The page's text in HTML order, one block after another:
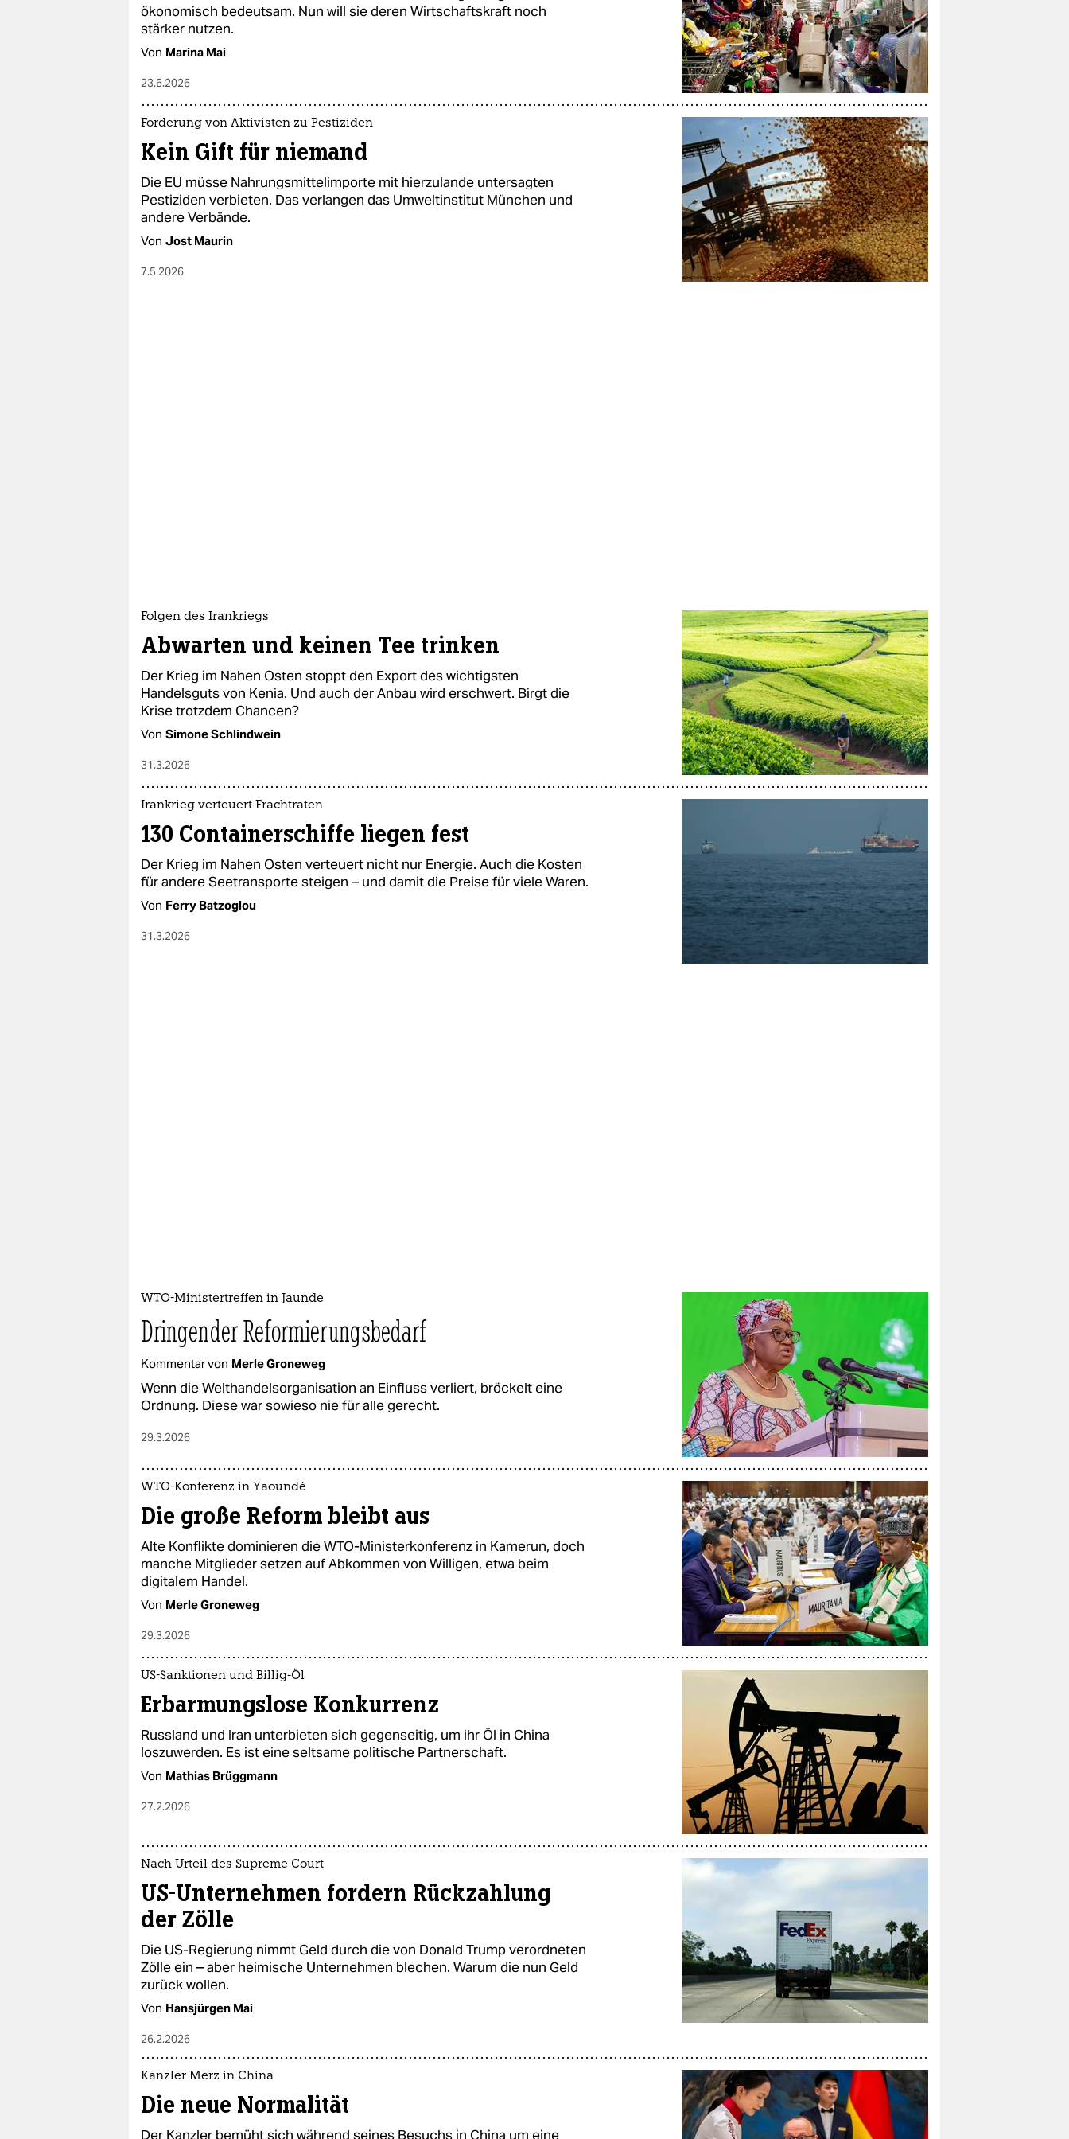
epaper login
ökonomisch bedeutsam. Nun will sie deren Wirtschaftskraft noch
stärker nutzen.
Von Marina Mai
23.6.2026
Forderung von Aktivisten zu Pestiziden
Kein Gift für niemand
Die EU müsse Nahrungsmittelimporte mit hierzulande untersagten
Pestiziden verbieten. Das verlangen das Umweltinstitut München und
andere Verbände.
Von Jost Maurin
7.5.2026
Folgen des Irankriegs
Abwarten und keinen Tee trinken
Der Krieg im Nahen Osten stoppt den Export des wichtigsten
Handelsguts von Kenia. Und auch der Anbau wird erschwert. Birgt die
Krise trotzdem Chancen?
Von Simone Schlindwein
31.3.2026
Irankrieg verteuert Frachtraten
130 Containerschiffe liegen fest
Der Krieg im Nahen Osten verteuert nicht nur Energie. Auch die Kosten
für andere Seetransporte steigen – und damit die Preise für viele Waren.
Von Ferry Batzoglou
31.3.2026
WTO-Ministertreffen in Jaunde
Dringender Reformierungsbedarf
Kommentar von Merle Groneweg
Wenn die Welthandelsorganisation an Einfluss verliert, bröckelt eine
Ordnung. Diese war sowieso nie für alle gerecht.
29.3.2026
WTO-Konferenz in Yaoundé
Die große Reform bleibt aus
Alte Konflikte dominieren die WTO-Ministerkonferenz in Kamerun, doch
manche Mitglieder setzen auf Abkommen von Willigen, etwa beim
digitalem Handel.
Von Merle Groneweg
29.3.2026
US-Sanktionen und Billig-Öl
Erbarmungslose Konkurrenz
Russland und Iran unterbieten sich gegenseitig, um ihr Öl in China
loszuwerden. Es ist eine seltsame politische Partnerschaft.
Von Mathias Brüggmann
27.2.2026
Nach Urteil des Supreme Court
US-Unternehmen fordern Rückzahlung
der Zölle
Die US-Regierung nimmt Geld durch die von Donald Trump verordneten
Zölle ein – aber heimische Unternehmen blechen. Warum die nun Geld
zurück wollen.
Von Hansjürgen Mai
26.2.2026
Kanzler Merz in China
Die neue Normalität
Der Kanzler bemüht sich während seines Besuchs in China um eine